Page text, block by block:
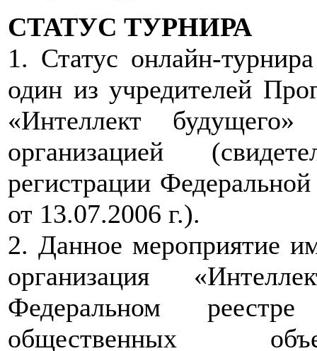
СТАТУС ТУРНИРА
1. Статус онлайн-
один из учредителей
«Интеллект
организацией
регистрации
от 13.07.2006 г.).
2. Данное мероприятие
организация
Федеральном
общественных